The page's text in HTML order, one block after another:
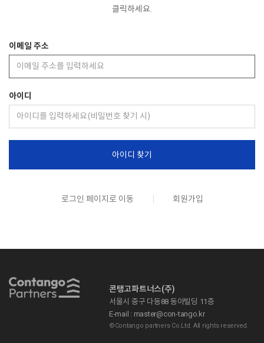
클릭하세요.
이메일 주소
아이디
아이디 찾기
로그인 페이지로 이동 회원가입
콘탱고파트너스(주)
서울시 중구 다동88 동아빌딩 11층
E-mail : master@con-tango.kr
©Contango partners Co.Ltd. All rights reserved.